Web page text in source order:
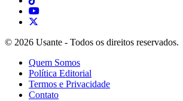
© 2026 Usante - Todos os direitos reservados.
Quem Somos
Política Editorial
Termos e Privacidade
Contato